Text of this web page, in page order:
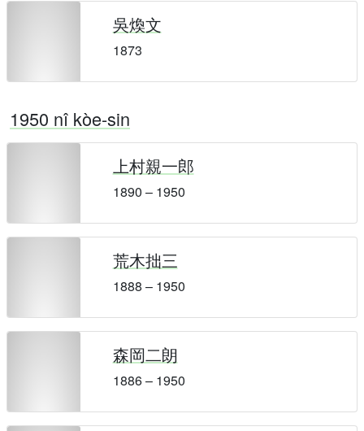
吳煥文
1873
1950 nî kòe-sin
上村親一郎
1890 – 1950
荒木拙三
1888 – 1950
森岡二朗
1886 – 1950